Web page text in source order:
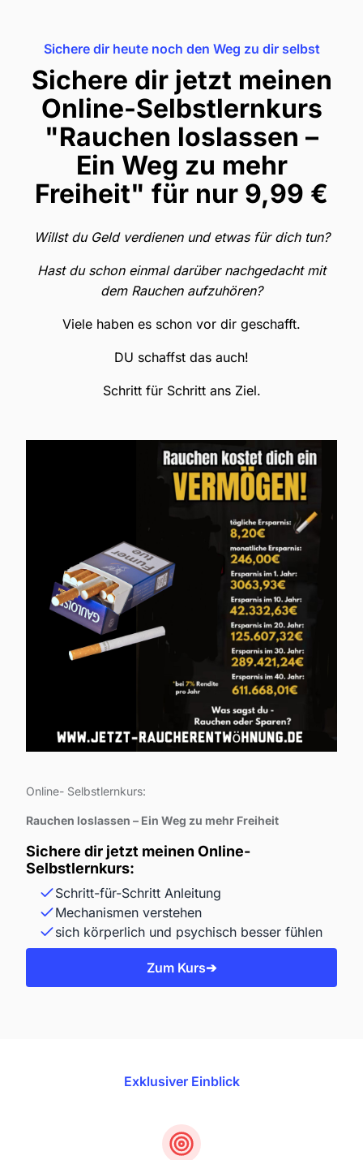
Sichere dir heute noch den Weg zu dir selbst
Sichere dir jetzt meinen
Online-Selbstlernkurs
"Rauchen loslassen –
Ein Weg zu mehr
Freiheit" für nur 9,99 €
Willst du Geld verdienen und etwas für dich tun?
Hast du schon einmal darüber nachgedacht mit
dem Rauchen aufzuhören?
Viele haben es schon vor dir geschafft.
DU schaffst das auch!
Schritt für Schritt ans Ziel.
Online- Selbstlernkurs:
Rauchen loslassen – Ein Weg zu mehr Freiheit
Sichere dir jetzt meinen Online-
Selbstlernkurs:
Schritt-für-Schritt Anleitung
Mechanismen verstehen
sich körperlich und psychisch besser fühlen
Zum Kurs➔
Exklusiver Einblick